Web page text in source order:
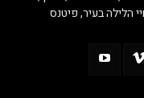
הלילה בעיר, פיטנס